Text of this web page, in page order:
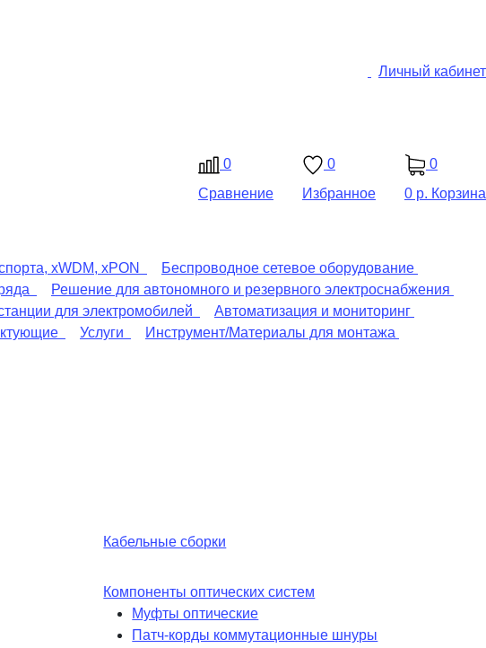
Личный кабинет
0
Сравнение
0
Избранное
0
0 р. Корзина
xWDM, xPON
Беспроводное сетевое оборудование
Решение для автономного и резервного электроснабжения
для электромобилей
Автоматизация и мониторинг
Услуги
Инструмент/Материалы для монтажа
Кабельные сборки
Компоненты оптических систем
Муфты оптические
Патч-корды коммутационные шнуры